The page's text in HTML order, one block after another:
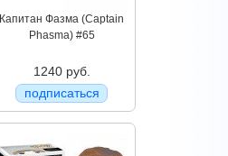
Капитан Фазма (Captain
Phasma) #65
1240 руб.
подписаться